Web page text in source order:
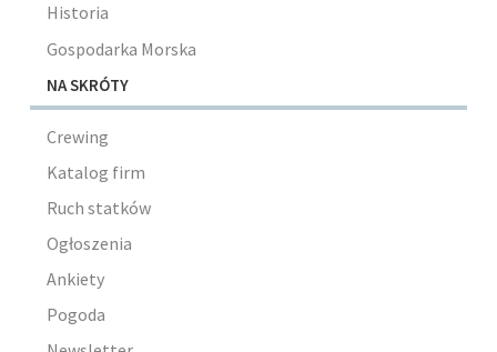
Historia
Gospodarka Morska
NA SKRÓTY
Crewing
Katalog firm
Ruch statków
Ogłoszenia
Ankiety
Pogoda